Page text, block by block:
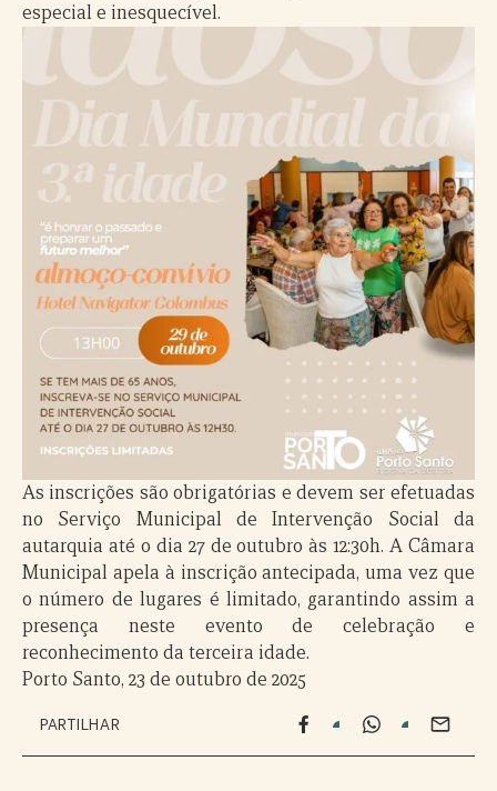
especial e inesquecível.
As inscrições são obrigatórias e devem ser efetuadas
no Serviço Municipal de Intervenção Social da
autarquia até o dia 27 de outubro às 12:30h. A Câmara
Municipal apela à inscrição antecipada, uma vez que
o número de lugares é limitado, garantindo assim a
presença neste evento de celebração e
reconhecimento da terceira idade.
Porto Santo, 23 de outubro de 2025
PARTILHAR